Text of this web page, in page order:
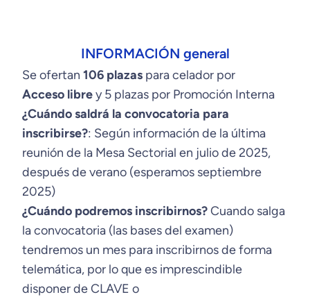
INFORMACIÓN general
Se ofertan 106 plazas para celador por
Acceso librey 5 plazas por Promoción Interna
¿Cuándo saldrá la convocatoria para
inscribirse?: Según información de la última
reunión de la Mesa Sectorial en julio de 2025,
después de verano (esperamos septiembre
2025)
¿Cuándo podremos inscribirnos?Cuando salga
la convocatoria (las bases del examen)
tendremos un mes para inscribirnos de forma
telemática, por lo que es imprescindible
disponer de CLAVE o